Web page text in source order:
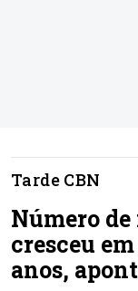
Tarde CBN
Número
cresceu
anos,